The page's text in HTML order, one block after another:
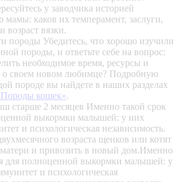
у заводчика историей
мамы: каков их темперамент, заслуги,
возраст вязки.
породы Убедитесь, что хорошо изучили
породы, и ответьте себе на вопрос:
необходимое время, ресурсы и
о своем новом любимце? Подробную
породе вы найдете в наших разделах
кошек».
старше 2 месяцев Именно такой срок
выкормки малышей: у них
и психологическая независимость.
возраста щенков или котят
и привозить в новый дом.Именно
для полноценной выкормки малышей: у
и психологическая